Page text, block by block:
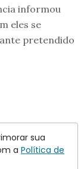
informou
eles se
pretendido
sua
a Política de